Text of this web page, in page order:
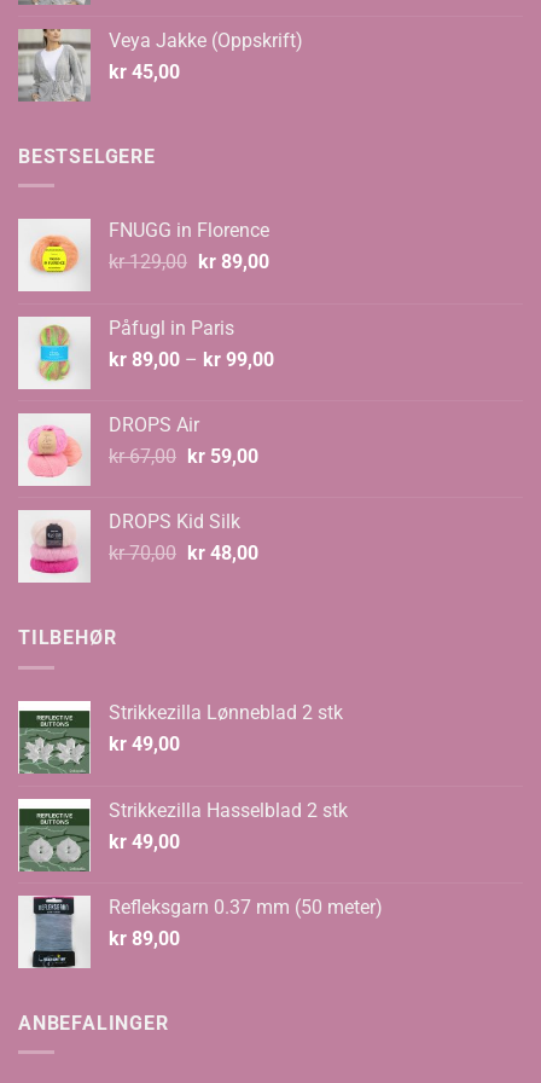
kr 535,00
Veya Jakke (Oppskrift)
kr 45,00
BESTSELGERE
FNUGG in Florence
kr129,00 Opprinnelig
kr 129,00.
kr89,00Nåværende
Påfugl in Paris
kr 89,00 – kr 99,00Prisområde:
DROPS Air
kr67,00 Opprinnelig
kr 67,00.
kr59,00Nåværende
DROPS Kid Silk
kr70,00 Opprinnelig
kr48,00Nåværende
TILBEHØR
Strikkezilla Lønneblad 2 stk
kr 49,00
Strikkezilla Hasselblad 2 stk
kr 49,00
Refleksgarn 0.37 mm (50 meter)
kr 89,00
ANBEFALINGER